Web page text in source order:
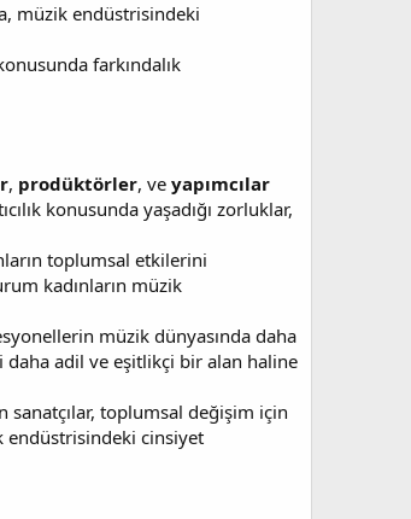
müzik endüstrisindeki
farkındalık
, prodüktörler, ve yapımcılar
konusunda yaşadığı zorluklar,
toplumsal etkilerini
kadınların müzik
müzik dünyasında daha
daha adil ve eşitlikçi bir alan haline
sanatçılar, toplumsal değişim için
endüstrisindeki cinsiyet